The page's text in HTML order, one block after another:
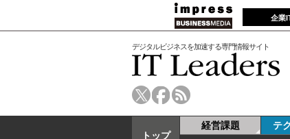
企業
デジタルビジネスを加速する専門情報サイト
トップ
経営課題 テ